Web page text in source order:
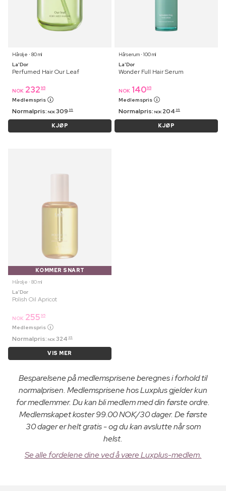
Hårolje ⋅ 80 ml
La'Dor
Perfumed Hair Our Leaf
NOK 232 95
Medlemspris
Normalpris: NOK 309 95
KJØP
Hårserum ⋅ 100 ml
La'Dor
Wonder Full Hair Serum
NOK 14095
Medlemspris
Normalpris: NOK 204 95
KJØP
KOMMER SNART
Hårolje ⋅ 80 ml
La'Dor
Polish Oil Apricot
NOK 255 95
Medlemspris
Normalpris: NOK 324 95
VIS MER
Besparelsene på medlemsprisene beregnes i forhold til
normalprisen. Medlemsprisene hos Luxplus gjelder kun
for medlemmer. Du kan bli medlem med din første ordre.
Medlemskapet koster 99.00 NOK/30 dager. De første
30 dager er helt gratis - og du kan avslutte når som
helst.
Se alle fordelene dine ved å være Luxplus-medlem.